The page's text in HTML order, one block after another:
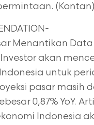
(Kontan)
Menantikan Data
akan
untuk
pasar masih
0,87% YoY.
Indonesia